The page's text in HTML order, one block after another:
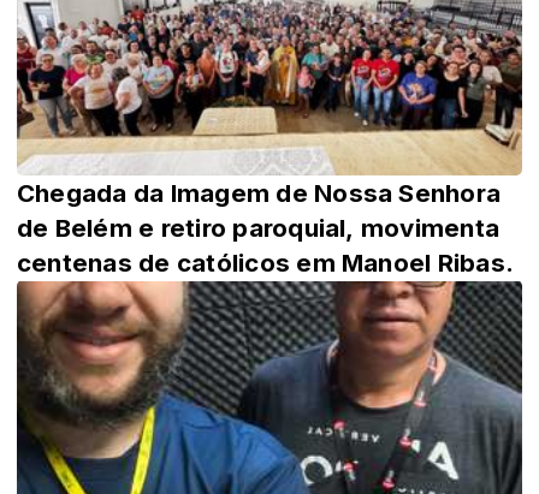
Chegada da Imagem de Nossa Senhora
de Belém e retiro paroquial, movimenta
centenas de católicos em Manoel Ribas.